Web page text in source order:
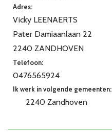
Adres:
Vicky LEENAERTS
Pater Damiaanlaan 22
2240 ZANDHOVEN
Telefoon:
0476565924
Ik werk in volgende gemeenten:
2240 Zandhoven